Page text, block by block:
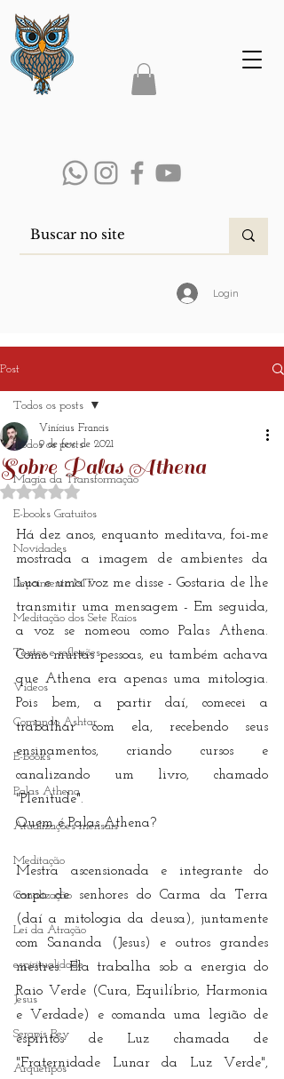
Login
Post
Todos os posts
Magia da Transformação
E-books Gratuitos
Novidades
Depoimento MT
Meditação dos Sete Raios
Textos e reflexões
Vídeos
Comando Ashtar
E-books
Palas Athena
Atualizações mensais
Meditação
Canalização
Lei da Atração
espiritualidade
Jesus
Serapis Bey
Arquétipos
Todos os posts
Sobre Palas Athena
Vinícius Francis
9 de fev. de 2021
Avaliado com NaN de 5 estrelas.
Há dez anos, enquanto meditava, foi-me
mostrada a imagem de ambientes da
Lua e uma voz me disse - Gostaria de lhe
transmitir uma mensagem - Em seguida,
a voz se nomeou como Palas Athena.
Como muitas pessoas, eu também achava
que Athena era apenas uma mitologia.
Pois bem, a partir daí, comecei a
trabalhar com ela, recebendo seus
ensinamentos, criando cursos e
canalizando um livro, chamado
"Plenitude".
Quem é Palas Athena?
Mestra ascensionada e integrante do
corpo de senhores do Carma da Terra
(daí a mitologia da deusa), juntamente
com Sananda (Jesus) e outros grandes
mestres. Ela trabalha sob a energia do
Raio Verde (Cura, Equilíbrio, Harmonia
e Verdade) e comanda uma legião de
espíritos de Luz chamada de
"Fraternidade Lunar da Luz Verde",